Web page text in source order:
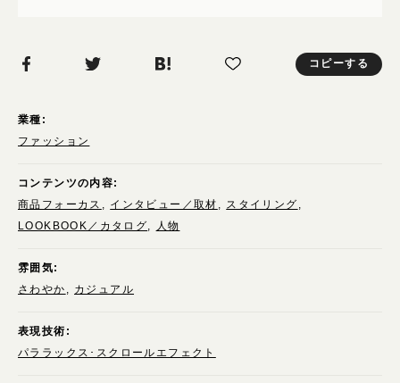
コピーする
業種:
ファッション
コンテンツの内容:
商品フォーカス
インタビュー／取材
スタイリング
LOOKBOOK／カタログ
人物
雰囲気:
さわやか
カジュアル
表現技術:
パララックス･スクロールエフェクト
メインビジュアルが印象的